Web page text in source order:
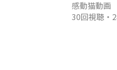
感動猫動画
30回視聴 ・